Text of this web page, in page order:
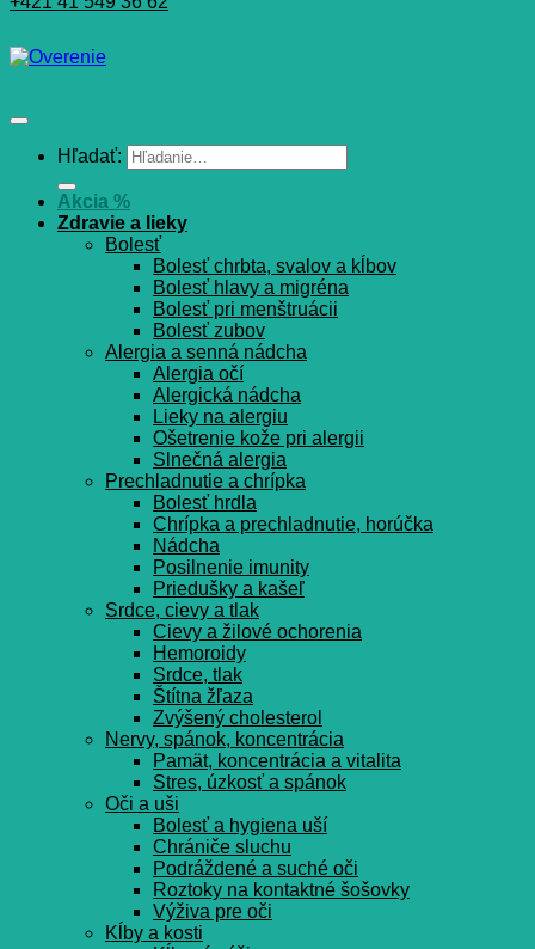
Hľadať:
Akcia %
Zdravie a lieky
Bolesť
Bolesť chrbta, svalov a kĺbov
Bolesť hlavy a migréna
Bolesť pri menštruácii
Bolesť zubov
Alergia a senná nádcha
Alergia očí
Alergická nádcha
Lieky na alergiu
Ošetrenie kože pri alergii
Slnečná alergia
Prechladnutie a chrípka
Bolesť hrdla
Chrípka a prechladnutie, horúčka
Nádcha
Posilnenie imunity
Priedušky a kašeľ
Srdce, cievy a tlak
Cievy a žilové ochorenia
Hemoroidy
Srdce, tlak
Štítna žľaza
Zvýšený cholesterol
Nervy, spánok, koncentrácia
Pamät, koncentrácia a vitalita
Stres, úzkosť a spánok
Oči a uši
Bolesť a hygiena uší
Chrániče sluchu
Podráždené a suché oči
Roztoky na kontaktné šošovky
Výživa pre oči
Kĺby a kosti